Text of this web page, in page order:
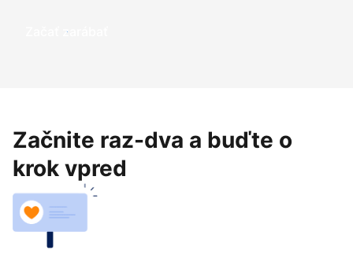
Začať zarábať
Začnite raz-dva a buďte o
krok vpred